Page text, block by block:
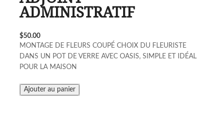
ADMINISTRATIF
$50.00
MONTAGE DE FLEURS COUPÉ CHOIX DU FLEURISTE
DANS UN POT DE VERRE AVEC OASIS, SIMPLE ET IDÉAL
POUR LA MAISON